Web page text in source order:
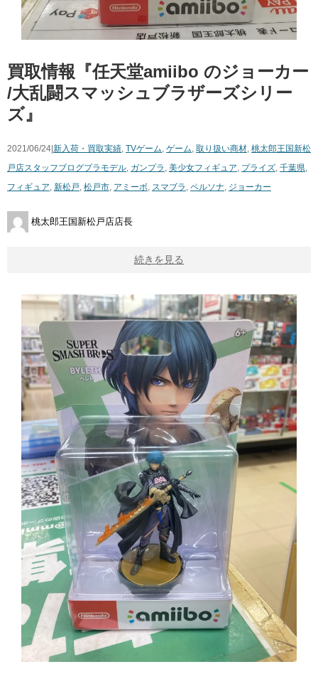
買取情報『任天堂amiibo のジョーカー
​/大乱闘スマッシュブラザーズシリー
ズ』
2021/06/24|新入荷・買取実績 TVゲーム ゲーム 取り扱い商材 桃太郎王国新松
戸店スタッフブログプラモデル ガンプラ 美少女フィギュア プライズ 千葉県
フィギュア 新松戸 松戸市 アミーボ スマブラ ペルソナ ジョーカー
桃太郎王国新松戸店店長
続きを見る